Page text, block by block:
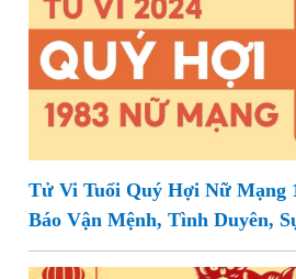
Tử Vi Tuổi Quý Hợi Nữ Mạng
Báo Vận Mệnh, Tình Duyên,